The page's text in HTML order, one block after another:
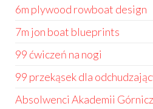
6m plywood rowboat design
7m jon boat blueprints
99 ćwiczeń na nogi
99 przekąsek dla
Absolwenci Akademii